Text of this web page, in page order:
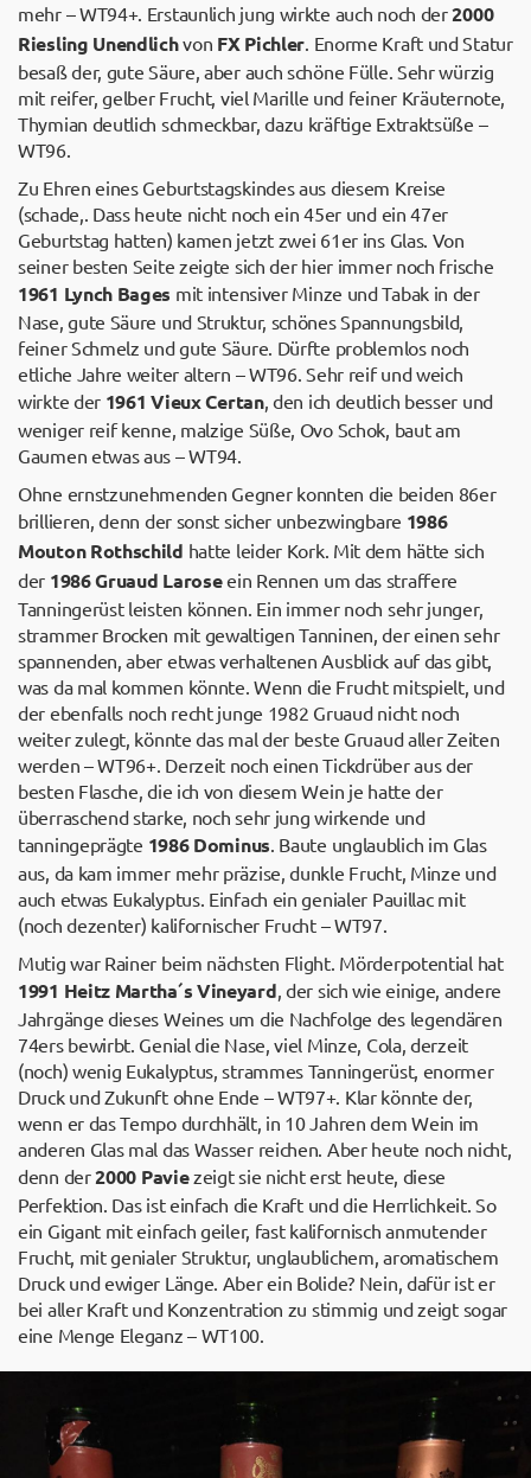
mehr – WT94+. Erstaunlich jung wirkte auch noch der2000
Riesling Unendlichvon FX Pichler. Enorme Kraft und Statur
besaß der, gute Säure, aber auch schöne Fülle. Sehr würzig
mit reifer, gelber Frucht, viel Marille und feiner Kräuternote,
Thymian deutlich schmeckbar, dazu kräftige Extraktsüße –
WT96.
Zu Ehren eines Geburtstagskindes aus diesem Kreise
(schade,. Dass heute nicht noch ein 45er und ein 47er
Geburtstag hatten) kamen jetzt zwei 61er ins Glas. Von
seiner besten Seite zeigte sich der hier immer noch frische
1961 Lynch Bages mit intensiver Minze und Tabak in der
Nase, gute Säure und Struktur, schönes Spannungsbild,
feiner Schmelz und gute Säure. Dürfte problemlos noch
etliche Jahre weiter altern – WT96. Sehr reif und weich
wirkte der 1961 Vieux Certan, den ich deutlich besser und
weniger reif kenne, malzige Süße, Ovo Schok, baut am
Gaumen etwas aus – WT94.
Ohne ernstzunehmenden Gegner konnten die beiden 86er
brillieren, denn der sonst sicher unbezwingbare 1986
Mouton Rothschild hatte leider Kork. Mit dem hätte sich
der 1986 Gruaud Laroseein Rennen um das straffere
Tanningerüst leisten können. Ein immer noch sehr junger,
strammer Brocken mit gewaltigen Tanninen, der einen sehr
spannenden, aber etwas verhaltenen Ausblick auf das gibt,
was da mal kommen könnte. Wenn die Frucht mitspielt, und
der ebenfalls noch recht junge 1982 Gruaud nicht noch
weiter zulegt, könnte das mal der beste Gruaud aller Zeiten
werden – WT96+. Derzeit noch einen Tickdrüber aus der
besten Flasche, die ich von diesem Wein je hatte der
überraschend starke, noch sehr jung wirkende und
tanningeprägte 1986 Dominus. Baute unglaublich im Glas
aus, da kam immer mehr präzise, dunkle Frucht, Minze und
auch etwas Eukalyptus. Einfach ein genialer Pauillac mit
(noch dezenter) kalifornischer Frucht – WT97.
Mutig war Rainer beim nächsten Flight. Mörderpotential hat
1991 Heitz Martha´s Vineyard, der sich wie einige, andere
Jahrgänge dieses Weines um die Nachfolge des legendären
74ers bewirbt. Genial die Nase, viel Minze, Cola, derzeit
(noch) wenig Eukalyptus, strammes Tanningerüst, enormer
Druck und Zukunft ohne Ende – WT97+. Klar könnte der,
wenn er das Tempo durchhält, in 10 Jahren dem Wein im
anderen Glas mal das Wasser reichen. Aber heute noch nicht,
denn der2000 Paviezeigt sie nicht erst heute, diese
Perfektion. Das ist einfach die Kraft und die Herrlichkeit. So
ein Gigant mit einfach geiler, fast kalifornisch anmutender
Frucht, mit genialer Struktur, unglaublichem, aromatischem
Druck und ewiger Länge. Aber ein Bolide? Nein, dafür ist er
bei aller Kraft und Konzentration zu stimmig und zeigt sogar
eine Menge Eleganz – WT100.